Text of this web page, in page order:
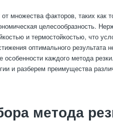
множества факторов, таких как
целесообразность.
и термостойкостью, что
оптимального результата
особенности каждого метода
и разберем преимущества
метода